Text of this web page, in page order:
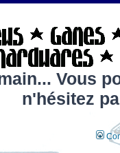
Vous
n'hésitez